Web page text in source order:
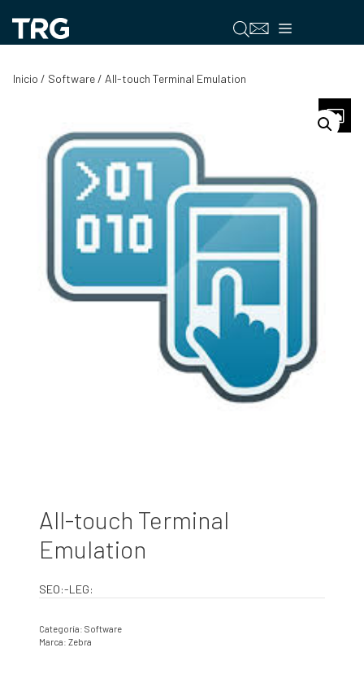
contenido
Menú
Inicio / Software / All-touch Terminal Emulation
All-touch Terminal
Emulation
SEO:-LEG:
Categoría: Software
Marca: Zebra